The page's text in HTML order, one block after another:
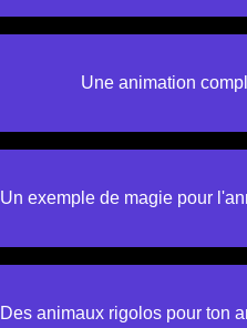
Une animation
Un exemple de magie pour
Des animaux rigolos pour ton